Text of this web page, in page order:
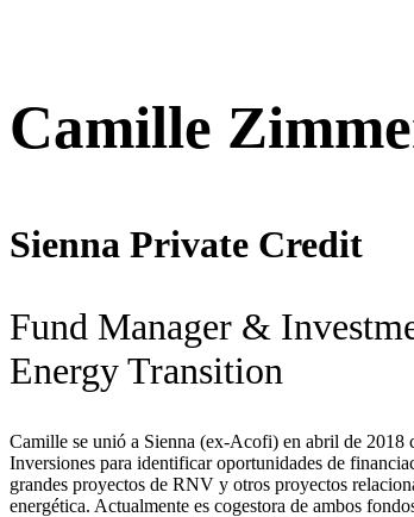
Camille
Sienna Private Credit
Fund Manager &
Energy Transition
Camille se unió a Sienna (ex-Acofi) en abril de 2018
Inversiones para identificar oportunidades de
grandes proyectos de RNV y otros proyectos
energética. Actualmente es cogestora de ambos